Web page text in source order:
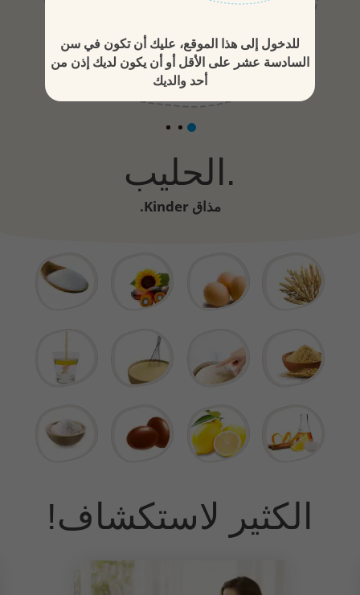
الحليب.
مذاق Kinder.
الكثير لاستكشاف!
للدخول إلى هذا الموقع، عليك أن تكون في سن
السادسة عشر على الأقل أو أن يكون لديك إذن من
أحد والديك